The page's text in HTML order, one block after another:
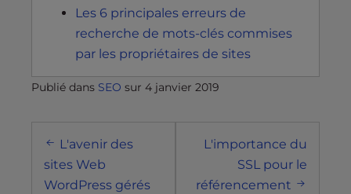
Les 6 principales erreurs de
recherche de mots-clés commises
par les propriétaires de sites
Publié dans SEO sur 4 janvier 2019
Navigation
postale
L'avenir des
sites Web
WordPress gérés
L'importance du
SSL pour le
référencement